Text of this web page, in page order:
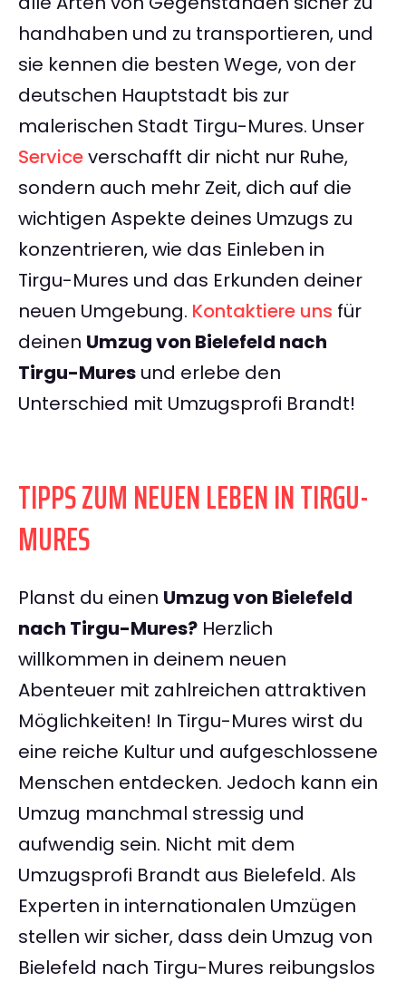
handhaben und zu transportieren, und
sie kennen die besten Wege, von der
deutschen Hauptstadt bis zur
malerischen Stadt Tirgu-Mures. Unser
Serviceverschafft dir nicht nur Ruhe,
sondern auch mehr Zeit, dich auf die
wichtigen Aspekte deines Umzugs zu
konzentrieren, wie das Einleben in
Tirgu-Mures und das Erkunden deiner
neuen Umgebung. Kontaktiere uns für
deinen Umzug von Bielefeld nach
Tirgu-Mures und erlebe den
Unterschied mit Umzugsprofi Brandt!
TIPPS ZUM NEUEN LEBEN IN TIRGU-
MURES
Planst du einen Umzug von Bielefeld
nach Tirgu-Mures? Herzlich
willkommen in deinem neuen
Abenteuer mit zahlreichen attraktiven
Möglichkeiten! In Tirgu-Mures wirst du
eine reiche Kultur und aufgeschlossene
Menschen entdecken. Jedoch kann ein
Umzug manchmal stressig und
aufwendig sein. Nicht mit dem
Umzugsprofi Brandt aus Bielefeld. Als
Experten in internationalen Umzügen
stellen wir sicher, dass dein Umzug von
Bielefeld nach Tirgu-Mures reibungslos